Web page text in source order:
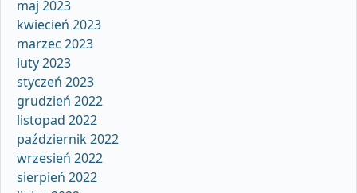
maj 2023
kwiecień 2023
marzec 2023
luty 2023
styczeń 2023
grudzień 2022
listopad 2022
październik 2022
wrzesień 2022
sierpień 2022